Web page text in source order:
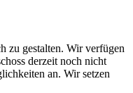
zu gestalten. Wir verfügen
derzeit noch nicht
an. Wir setzen